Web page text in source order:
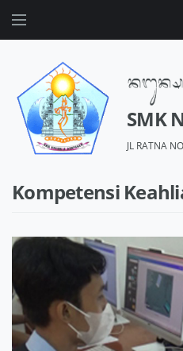
SMK
JL RATNA
Kompetensi